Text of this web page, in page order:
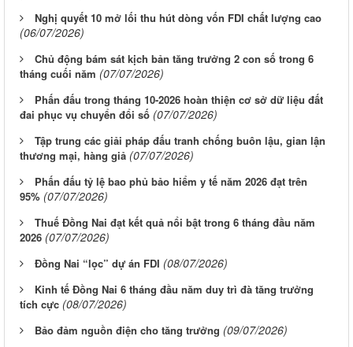
Nghị quyết 10 mở lối thu hút dòng vốn FDI chất lượng cao
(06/07/2026)
Chủ động bám sát kịch bản tăng trưởng 2 con số trong 6
tháng cuối năm (07/07/2026)
Phấn đấu trong tháng 10-2026 hoàn thiện cơ sở dữ liệu đất
đai phục vụ chuyển đổi số (07/07/2026)
Tập trung các giải pháp đấu tranh chống buôn lậu, gian lận
thương mại, hàng giả (07/07/2026)
Phấn đấu tỷ lệ bao phủ bảo hiểm y tế năm 2026 đạt trên
95% (07/07/2026)
Thuế Đồng Nai đạt kết quả nổi bật trong 6 tháng đầu năm
2026 (07/07/2026)
Đồng Nai “lọc” dự án FDI (08/07/2026)
Kinh tế Đồng Nai 6 tháng đầu năm duy trì đà tăng trưởng
tích cực (08/07/2026)
Bảo đảm nguồn điện cho tăng trưởng (09/07/2026)